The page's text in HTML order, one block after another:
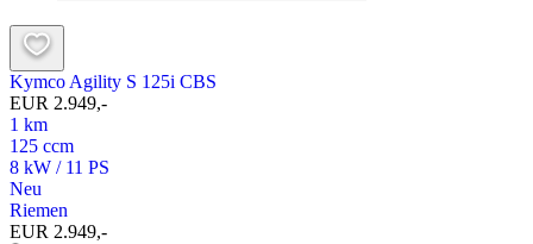
Kymco Agility S 125i CBS
EUR 2.949,-
1 km
125 ccm
8 kW / 11 PS
Neu
Riemen
EUR 2.949,-